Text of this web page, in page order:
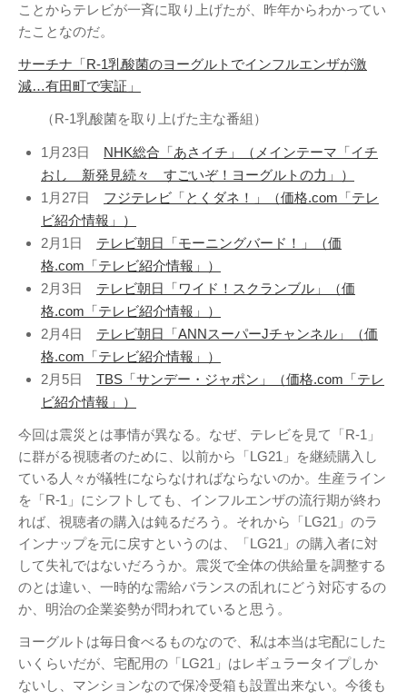
デヨシ ブルーレイ プラグ
イン プリンタ プロップレプリカ
ムラタ有子
万年筆 上野毛 二子
玉川 修理 再開発 品薄
有効期限 東急電鉄 確定申告
通販サイト
害
アーカイブ
アタゴオル
ごろなお通信
ギャラリー猫町
（Facebook）
謎の円盤UFO
FANDERSON
FANDERSON（Facebook
）
The Official Gerry
Anderson Website
UFO Series Home Page
UFO Series Home
S.H.A.D.O. Research
Labs
THE ART OF
ことからテレビが一斉に取り上げたが、昨年からわかってい
たことなのだ。
サーチナ「R-1乳酸菌のヨーグルトでインフルエンザが激
減…有田町で実証」
（R-1乳酸菌を取り上げた主な番組）
1月23日 NHK総合「あさイチ」（メインテーマ「イチ
おし 新発見続々 すごいぞ！ヨーグルトの力」）
1月27日 フジテレビ「とくダネ！」（価格.com「テレ
ビ紹介情報」）
2月1日 テレビ朝日「モーニングバード！」（価
格.com「テレビ紹介情報」）
2月3日 テレビ朝日「ワイド！スクランブル」（価
格.com「テレビ紹介情報」）
2月4日 テレビ朝日「ANNスーパーJチャンネル」（価
格.com「テレビ紹介情報」）
2月5日 TBS「サンデー・ジャポン」（価格.com「テレ
ビ紹介情報」）
今回は震災とは事情が異なる。なぜ、テレビを見て「R-1」
に群がる視聴者のために、以前から「LG21」を継続購入し
ている人々が犠牲にならなければならないのか。生産ライン
を「R-1」にシフトしても、インフルエンザの流行期が終わ
れば、視聴者の購入は鈍るだろう。それから「LG21」のラ
インナップを元に戻すというのは、「LG21」の購入者に対
して失礼ではないだろうか。震災で全体の供給量を調整する
のとは違い、一時的な需給バランスの乱れにどう対応するの
か、明治の企業姿勢が問われていると思う。
ヨーグルトは毎日食べるものなので、私は本当は宅配にした
いくらいだが、宅配用の「LG21」はレギュラータイプしか
ないし、マンションなので保冷受箱も設置出来ない。今後も